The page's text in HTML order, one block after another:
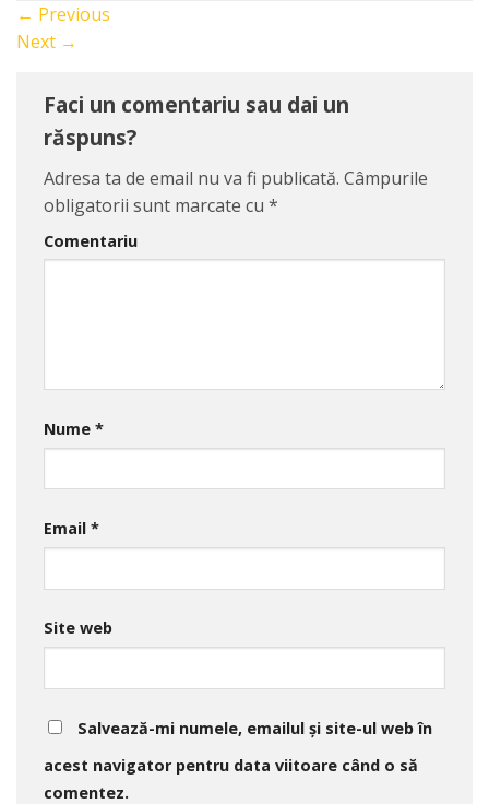
← Previous
Next →
Faci un comentariu sau dai un
răspuns?
Adresa ta de email nu va fi publicată. Câmpurile
obligatorii sunt marcate cu *
Comentariu
Nume *
Email *
Site web
Salvează-mi numele, emailul și site-ul web în
acest navigator pentru data viitoare când o să
comentez.